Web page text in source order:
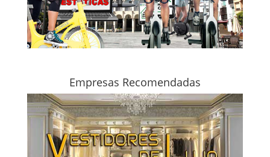
Empresas Recomendadas